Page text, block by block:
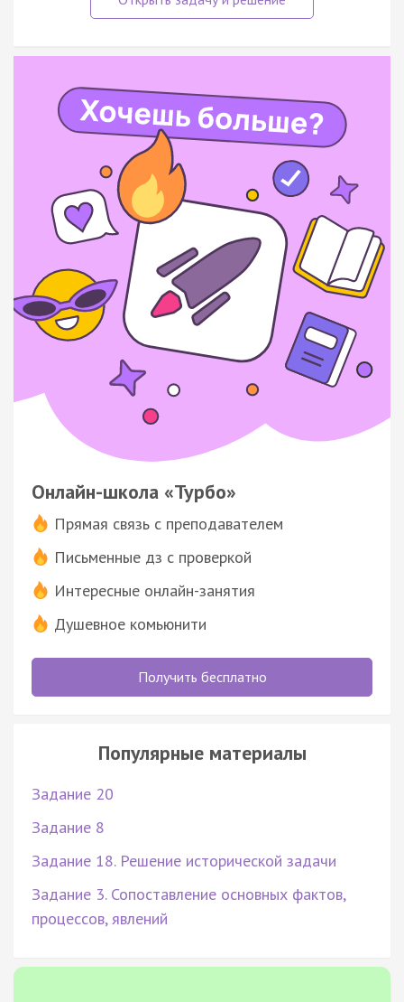
Онлайн-школа «Турбо»
Прямая связь с преподавателем
Письменные дз с проверкой
Интересные онлайн-занятия
Душевное комьюнити
Получить бесплатно
Популярные материалы
Задание 20
Задание 8
Задание 18. Решение исторической задачи
Задание 3. Сопоставление основных фактов,
процессов, явлений